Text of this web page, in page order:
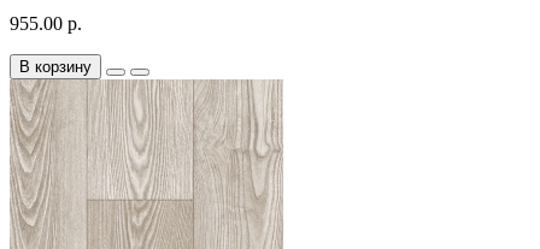
955.00 р.
В корзину